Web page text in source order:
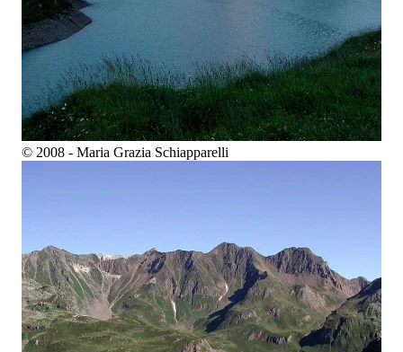
© 2008 - Maria Grazia Schiapparelli